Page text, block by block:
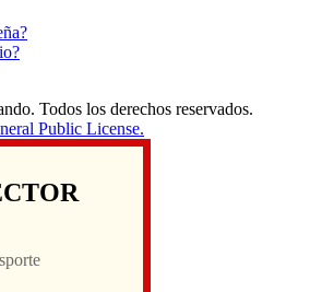
Todos los derechos reservados.
Public License.